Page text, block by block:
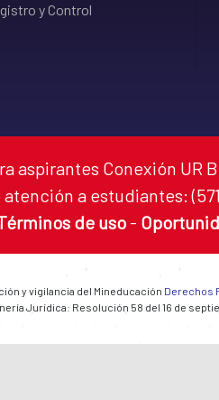
y Control
aspirantes Conexión UR
a estudiantes:
de uso -
y vigilancia del Mineducación Derechos
Jurídica: Resolución 58 del 16 de